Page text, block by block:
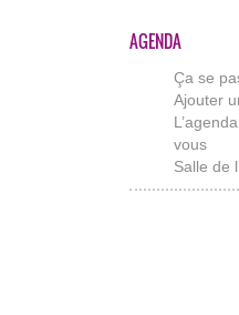
AGENDA
Ça se
Ajouter
vous
Salle de